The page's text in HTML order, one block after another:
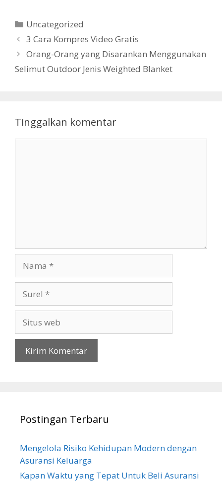
Kategori
Uncategorized
3 Cara Kompres Video Gratis
Orang-Orang yang Disarankan Menggunakan
Selimut Outdoor Jenis Weighted Blanket
Tinggalkan komentar
web
Postingan Terbaru
Mengelola Risiko Kehidupan Modern dengan
Asuransi Keluarga
Kapan Waktu yang Tepat Untuk Beli Asuransi